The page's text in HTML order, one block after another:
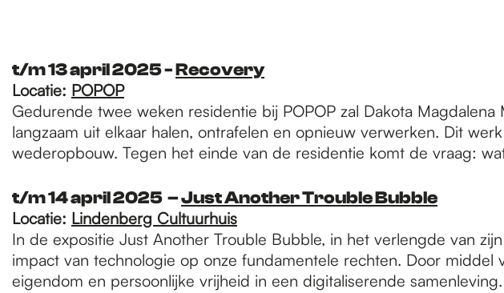
t/m 13 april 2025 -Recovery
Locatie: POPOP
Gedurende twee weken residentie bij POPOP zal Dakota
langzaam uit elkaar halen, ontrafelen en opnieuw verwerken. Dit
wederopbouw. Tegen het einde van de residentie komt de vraag:
t/m 14 april 2025 –Just Another Trouble Bubble
Locatie: Lindenberg Cultuurhuis
In de expositie Just Another Trouble Bubble, in het verlengde van
impact van technologie op onze fundamentele rechten. Door
eigendom en persoonlijke vrijheid in een digitaliserende samenleving.